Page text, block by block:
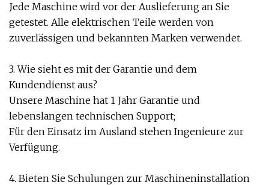
Jede Maschine wird vor der Auslieferung an Sie
getestet. Alle elektrischen Teile werden von
zuverlässigen und bekannten Marken verwendet.
3. Wie sieht es mit der Garantie und dem
Kundendienst aus?
Unsere Maschine hat 1 Jahr Garantie und
lebenslangen technischen Support;
Für den Einsatz im Ausland stehen Ingenieure zur
Verfügung.
4. Bieten Sie Schulungen zur Maschineninstallation